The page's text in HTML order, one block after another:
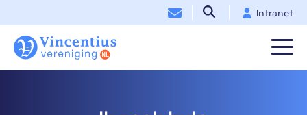
Intranet